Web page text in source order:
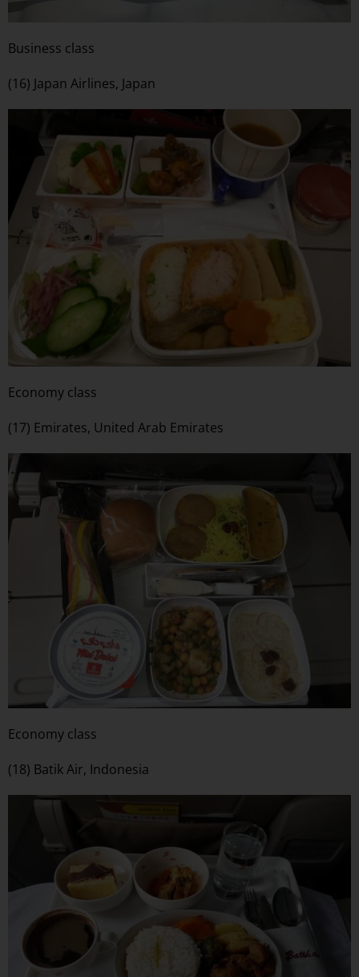
Business class
(16) Japan Airlines, Japan
Economy class
(17) Emirates, United Arab Emirates
Economy class
(18) Batik Air, Indonesia